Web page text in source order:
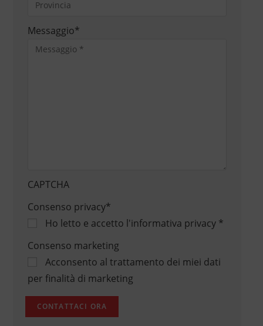
Messaggio*
CAPTCHA
Consenso privacy*
Ho letto e accetto l'informativa privacy*
Consenso marketing
Acconsento al trattamento dei miei dati
per finalità di marketing